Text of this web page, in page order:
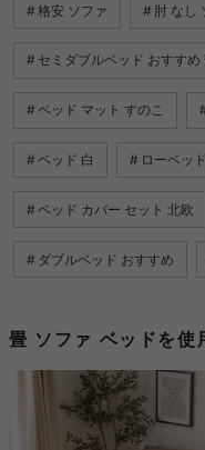
格安 ソファ 肘 なし
セミダブルベッド おすすめ
ベッド マット すのこ
ベッド 白 ローベッ
ベッド カバー セット 北欧
ダブルベッド おすすめ
畳 ソファ ベッドを使